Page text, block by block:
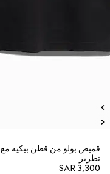
قميص بولو من قطن بيكيه مع
تطريز
SAR 3,300